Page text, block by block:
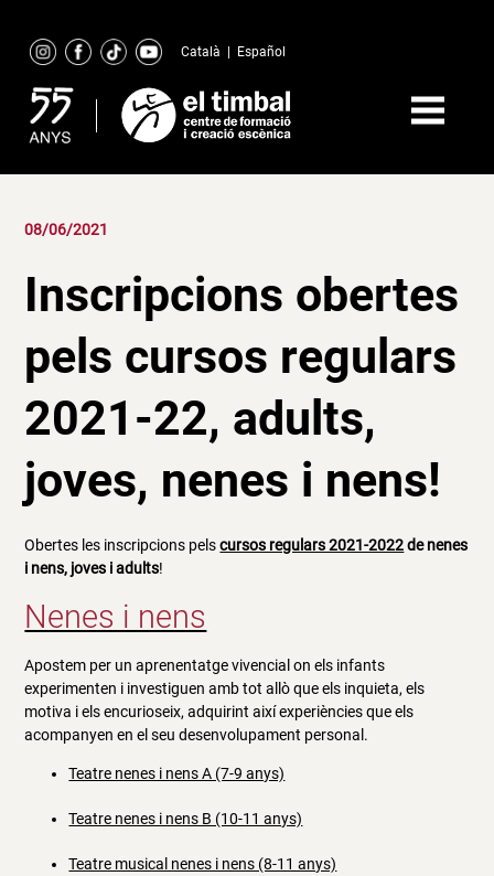
content
Català Español
08/06/2021
Inscripcions obertes
pels cursos regulars
2021-22, adults,
joves, nenes i nens!
Obertes les inscripcions pelscursos regulars 2021-2022de nenes
i nens, joves i adults!
Nenes i nens
Apostem per un aprenentatge vivencial on els infants
experimenten i investiguen amb tot allò que els inquieta, els
motiva i els encurioseix, adquirint així experiències que els
acompanyen en el seu desenvolupament personal.
Teatre nenes i nens A (7-9 anys)
Teatre nenes i nens B (10-11 anys)
Teatre musical nenes i nens (8-11 anys)